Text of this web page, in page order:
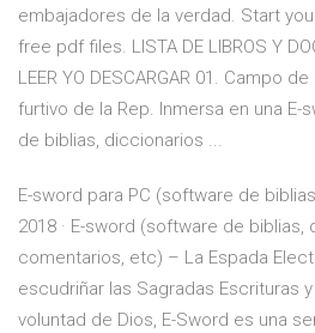
embajadores de la verdad. Start
free pdf files. LISTA DE LIBROS Y
LEER YO DESCARGAR 01. Campo
furtivo de la Rep. Inmersa en una E-
de biblias, diccionarios ...
E-sword para PC (software de
2018 · E-sword (software de biblias,
comentarios, etc) – La Espada
escudriñar las Sagradas Escrituras
voluntad de Dios, E-Sword es una